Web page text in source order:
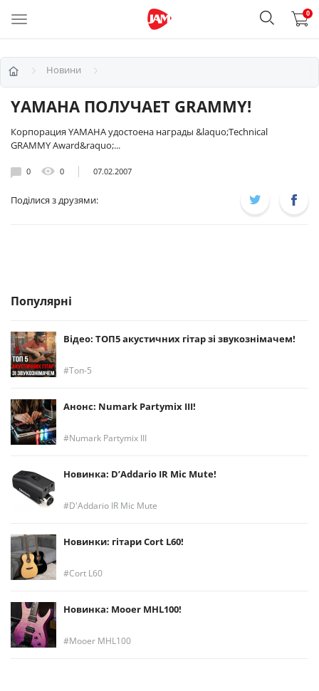
0
Новини
YAMAHA ПОЛУЧАЕТ GRAMMY!
Корпорация YAMAHA удостоена награды &laquo;Technical
GRAMMY Award&raquo;...
0 0 07.02.2007
Поділися з друзями:
Популярні
Відео: ТОП5 акустичних гітар зі звукознімачем!
Топ-5
Анонс: Numark Partymix III!
Numark Partymix III
Новинка: D’Addario IR Mic Mute!
D'Addario IR Mic Mute
Новинки: гітари Cort L60!
Cort L60
Новинка: Mooer MHL100!
Mooer MHL100